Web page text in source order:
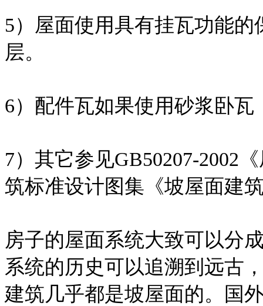
5）屋面使用具有挂瓦功能
层。
6）配件瓦如果使用砂浆卧
7）其它参见GB50207-2002
筑标准设计图集《坡屋面建
房子的屋面系统大致可以分
系统的历史可以追溯到远古
建筑几乎都是坡屋面的。国